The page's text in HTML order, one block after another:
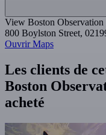
View Boston Observation
800 Boylston Street,
Ouvrir Maps
Les clients de
Boston
acheté